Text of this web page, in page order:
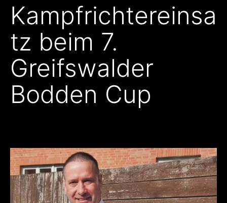
Kampfrichtereinsa
tz beim 7.
Greifswalder
Bodden Cup